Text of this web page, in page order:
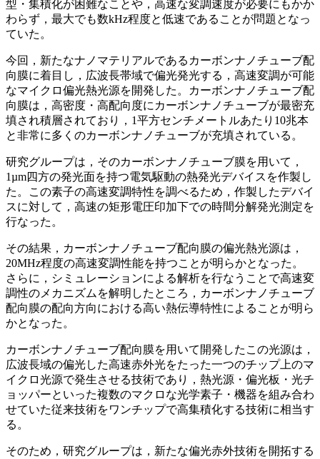
型・集積化が困難なことや，高速な変調速度が必要にもかか
わらず，最大でも数kHz程度と低速であることが問題となっ
ていた。
今回，新たなナノマテリアルであるカーボンナノチューブ配
向膜に着目し，広波長帯域で偏光発光する，高速変調が可能
なマイクロ偏光熱光源を開発した。カーボンナノチューブ配
向膜は，高密度・高配向度にカーボンナノチューブが最密充
填され積層されており，1平方センチメートルあたり10兆本
と非常に多くのカーボンナノチューブが充填されている。
研究グループは，そのカーボンナノチューブ膜を用いて，
1µm四方の発光面を持つ電気駆動の熱発光デバイスを作製し
た。この素子の高速変調特性を調べるため，作製したデバイ
スに対して，高速の矩形電圧印加下での時間分解発光測定を
行なった。
その結果，カーボンナノチューブ配向膜の偏光熱光源は，
20MHz程度の高速変調性能を持つことが明らかとなった。
さらに，シミュレーションによる解析を行なうことで高速変
調性のメカニズムを解明したところ，カーボンナノチューブ
配向膜の配向方向における高い熱伝導特性によることが明ら
かとなった。
カーボンナノチューブ配向膜を用いて開発したこの光源は，
広波長域の偏光した高速赤外光をたった一つのチップ上のマ
イクロ光源で発生させる技術であり，熱光源・偏光板・光チ
ョッパーといった複数のマクロな光学素子・機器を組み合わ
せていた従来技術をワンチップで高集積化する技術に相当す
る。
そのため，研究グループは，新たな偏光赤外技術を開拓する